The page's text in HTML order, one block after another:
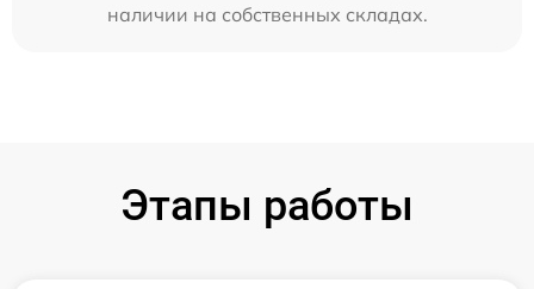
наличии на собственных складах.
Этапы работы